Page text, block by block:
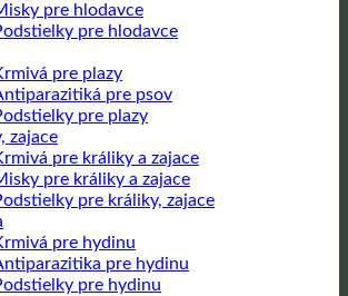
pre hlodavce
pre hlodavce
pre plazy
pre psov
pre plazy
zajace
pre králiky a zajace
pre králiky a zajace
pre králiky, zajace
pre hydinu
pre hydinu
pre hydinu